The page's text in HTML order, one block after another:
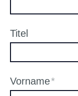
Titel
Vorname*